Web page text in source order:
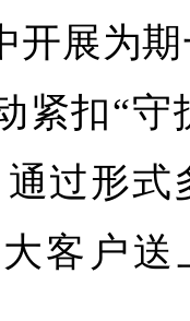
开展为
紧扣“
过形
客户